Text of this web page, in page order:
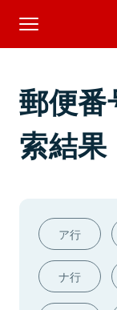
郵便
索結果
ア行
ナ行